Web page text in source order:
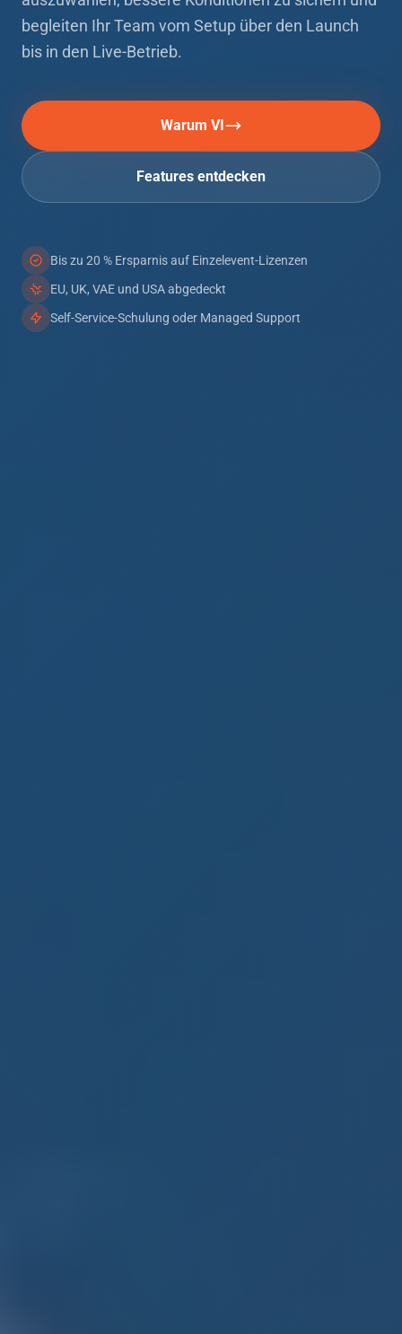
begleiten Ihr Team vom Setup über den Launch
bis in den Live-Betrieb.
Warum VI
Features entdecken
Bis zu 20 % Ersparnis auf Einzelevent-Lizenzen
EU, UK, VAE und USA abgedeckt
Self-Service-Schulung oder Managed Support
Hauptmerkmale